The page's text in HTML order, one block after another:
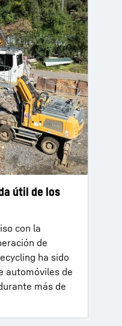
útil de los
con la
de
ha sido
automóviles de
más de